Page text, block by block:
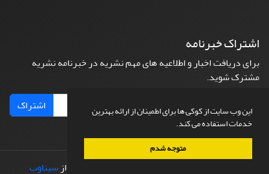
این وب سایت از کوکی ها برای اطمینان از ارائه بهترین
خدمات استفاده می کند.
متوجه شدم
اشتراک خبرنامه
برای دریافت اخبار و اطلاعیه های مهم نشریه در خبرنامه نشریه
مشترک شوید.
اشتراک
طراحی و پیاده سازی از سیناوب